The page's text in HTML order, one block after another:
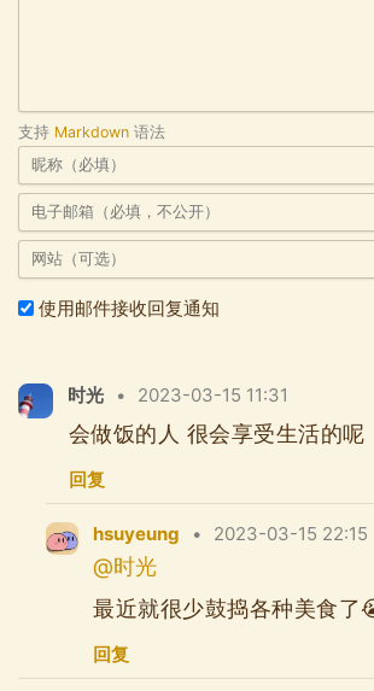
支持 Markdown 语法
使用邮件接收回复通知
时光 • 2023-03-15 11:31
会做饭的人 很会享受生活的呢
回复
hsuyeung • 2023-03-15 22:15
@时光
最近就很少鼓捣各种美食了
回复